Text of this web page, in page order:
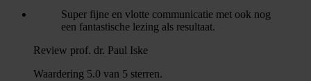
Super fijne en vlotte communicatie met ook nog
een fantastische lezing als resultaat.
Review prof. dr. Paul Iske
Waardering 5.0 van 5 sterren.